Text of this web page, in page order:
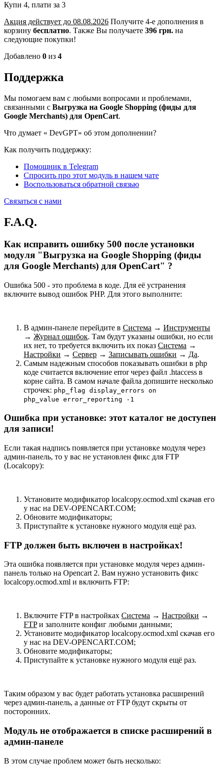
Купи 4, плати за 3
Акция действует до 08.08.2026 Получите 4-е дополнения в
корзину бесплатно. Также Вы получаете 396 грн. на
следующие покупки!
Добавлено 0 из 4
Поддержка
Мы помогаем вам с любыми вопросами и проблемами,
связанными с Выгрузка на Google Shopping (фиды для
Google Merchants) для OpenCart.
Что думает « DevGPT» об этом дополнении?
Как получить поддержку:
Помощник в Telegram
Спросить про этот модуль в нашем чате
Воспользоваться обратной связью
Связаться с нами
F.A.Q.
Как исправить ошибку 500 после установки
модуля "Выгрузка на Google Shopping (фиды
для Google Merchants) для OpenCart" ?
Ошибка 500 - это проблема в коде. Для её устранения
включите вывод ошибок PHP. Для этого выполните:
В админ-панеле перейдите в Система → Инструменты
→ Журнал ошибок. Там будут указаны ошибки, но если
их нет, то требуется включить их показ Система →
Настройки → Сервер → Записывать ошибки → Да.
Самым надежным способов показывать ошибки в php
коде считается включение error через файл .htaccess в
корне сайта. В самом начале файла допишите несколько
строчек: php_flag display_errors on
php_value error_reporting -1
Ошибка при установке: этот каталог не доступен
для записи!
Если такая надпись появляется при установке модуля через
админ-панель, то у вас не установлен фикс для FTP
(Localcopy):
Установите модификатор localcopy.ocmod.xml скачав его
у нас на DEV-OPENCART.COM;
Обновите модификаторы;
Приступайте к установке нужного модуля ещё раз.
FTP должен быть включен в настройках!
Эта ошибка появляется при установке модуля через админ-
панель только на Opencart 2. Вам нужно установить фикс
localcopy.ocmod.xml и включить FTP:
Включите FTP в настройках Система → Настройки →
FTPи заполните конфиг любыми данными;
Установите модификатор localcopy.ocmod.xml скачав его
у нас на DEV-OPENCART.COM;
Обновите модификаторы;
Приступайте к установке нужного модуля ещё раз.
Таким образом у вас будет работать установка расширений
через админ-панель, а данные от FTP будут скрыты от
посторонних.
Модуль не отображается в списке расширений в
админ-панеле
В этом случае проблем может быть несколько: